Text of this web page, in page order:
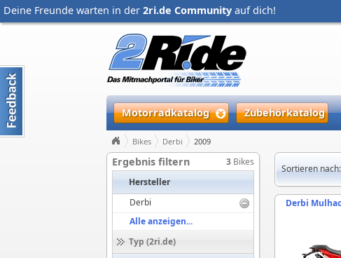
Deine Freunde warten in der 2ri.de Community auf dich!
Motorradkatalog Zubehörkatalog
Bikes Derbi 2009
Ergebnis filtern 3 Bikes
Hersteller
Derbi
Alle anzeigen...
Typ (2ri.de)
Sortieren nach:
Derbi